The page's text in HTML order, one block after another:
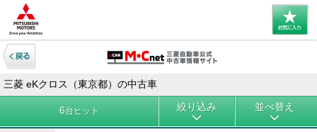
三菱 eKクロス（東京都）の中古車
6台ヒット 絞り込み 並べ替え